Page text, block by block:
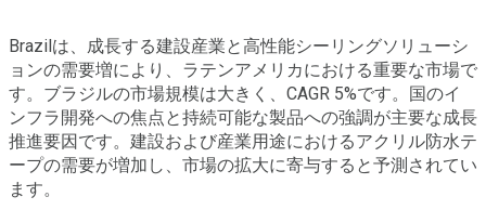
Brazilは、成長する建設産業と高性能シーリングソリューシ
ョンの需要増により、ラテンアメリカにおける重要な市場で
す。ブラジルの市場規模は大きく、CAGR 5%です。国のイ
ンフラ開発への焦点と持続可能な製品への強調が主要な成長
推進要因です。建設および産業用途におけるアクリル防水テ
ープの需要が増加し、市場の拡大に寄与すると予測されてい
ます。